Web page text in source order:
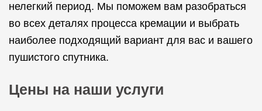
нелегкий период. Мы поможем вам разобраться
во всех деталях процесса кремации и выбрать
наиболее подходящий вариант для вас и вашего
пушистого спутника.
Цены на наши услуги